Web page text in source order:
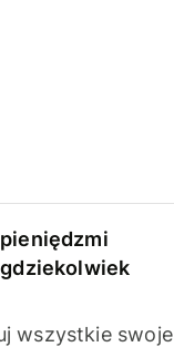
wszystkie swoje